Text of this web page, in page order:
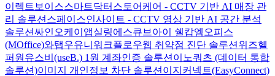
이렉트보이스스마트닥터 스토어케어 - CCTV 기반 AI 매장 관
리 솔루션 스페이스인사이트 - CCTV 영상 기반 AI 공간 분석
솔루션싸인오케이 앱실링에스큐브아이 쉘캅엠오피스
(MOffice)와탭우유니 워크플로우웹 취약점 진단 솔루션 위즈헬
퍼원 유스비(useB.) 1원 계좌인증 솔루션 이노쿼츠 (데이터 통합
솔루션)이미지 개인정보 차단 솔루션 이지커넥트(EasyConnect)